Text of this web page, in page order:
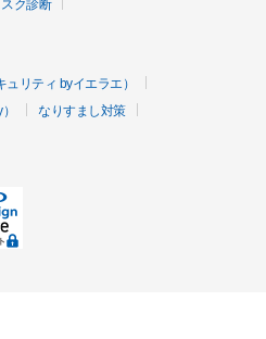
ク診断
リティ byイエラエ）
なりすまし対策